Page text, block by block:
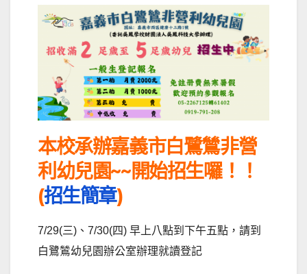
本校承辦嘉義市白鷺鷥非營
利幼兒園~~開始招生囉！！
(招生簡章)
7/29(三)、7/30(四) 早上八點到下午五點，請到
白鷺鷥幼兒園辦公室辦理就讀登記